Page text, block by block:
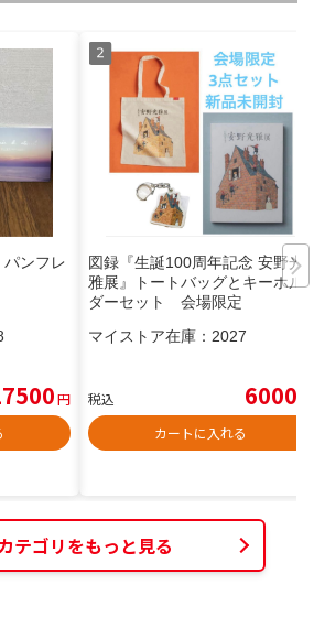
ンフレ
円
図録『生誕100周年記念 安野光
雅展』トートバッグとキーホル
ダーセット 会場限定
マイストア在庫： 2027
税込 6000
カートに入れる
テゴリをもっと見る